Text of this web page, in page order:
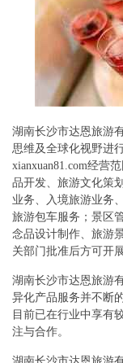
湖南长沙市达恩旅游
思维及全球化视野进
xianxuan81.com经营
品开发、旅游文化策
业务、入境旅游业务
旅游包车服务；景区
念品设计制作、旅游
关部门批准后方可开
湖南长沙市达恩旅游
异化产品服务并不断
目前已在行业中享有
注与合作。